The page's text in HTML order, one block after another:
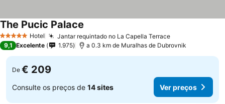
5 Estrelas Hotel Jantar requintado no La Capella Terrace
The Pucic Palace
9,1 Excelente 1.975 a 0.3 km de Muralhas de Dubrovnik
De € 209
Consulte os preços de 14 sites Ver preços